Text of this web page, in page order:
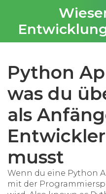
Python
was du
als
musst
Wenn du eine Python
mit der